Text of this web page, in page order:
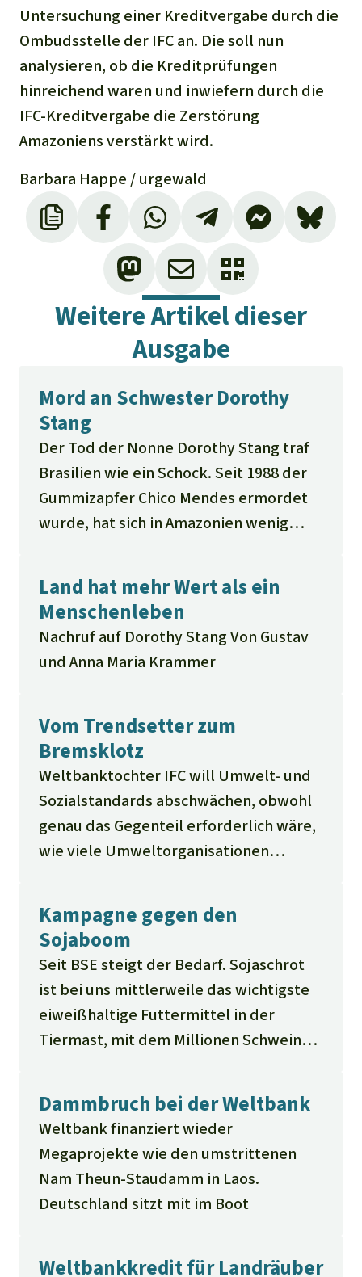
Untersuchung einer Kreditvergabe durch die
Ombudsstelle der IFC an. Die soll nun
analysieren, ob die Kreditprüfungen
hinreichend waren und inwiefern durch die
IFC-Kreditvergabe die Zerstörung
Amazoniens verstärkt wird.
Barbara Happe / urgewald
Weitere Artikel dieser
Ausgabe
Mord an Schwester Dorothy
Stang
Der Tod der Nonne Dorothy Stang traf
Brasilien wie ein Schock. Seit 1988 der
Gummizapfer Chico Mendes ermordet
wurde, hat sich in Amazonien wenig
unklaren Eigentumsverhältnisse nicht
regelt
Land hat mehr Wert als ein
Menschenleben
Nachruf auf Dorothy Stang Von Gustav
und Anna Maria Krammer
Vom Trendsetter zum
Bremsklotz
Weltbanktochter IFC will Umwelt- und
Sozialstandards abschwächen, obwohl
genau das Gegenteil erforderlich wäre,
wie viele Umweltorganisationen
Kampagne gegen den
Sojaboom
Seit BSE steigt der Bedarf. Sojaschrot
ist bei uns mittlerweile das wichtigste
eiweißhaltige Futtermittel in der
Tiermast, mit dem Millionen Schweine,
aufgepäppelt werden. Der US-Konzern
Bunge fackelt die Naturlandschaft ab
und fällt Bäume um mit dem Brennholz
Soja zu trocknen
Dammbruch bei der Weltbank
Weltbank finanziert wieder
Megaprojekte wie den umstrittenen
Nam Theun-Staudamm in Laos.
Deutschland sitzt mit im Boot
Weltbankkredit für Landräuber